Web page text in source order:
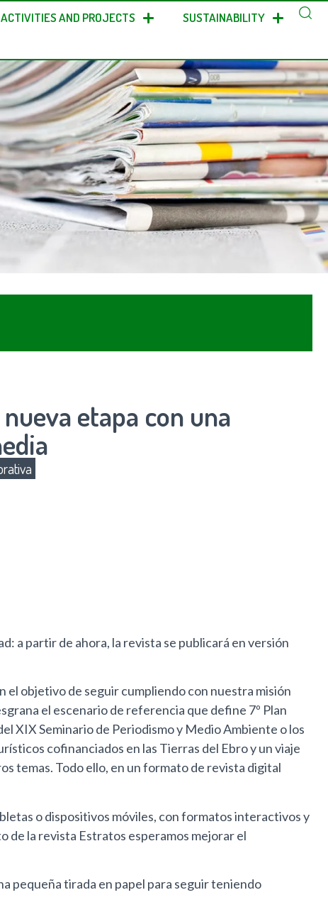
ACTIVITIES AND PROJECTS SUSTAINABILITY
etapa con una
a partir de ahora, la revista se publicará en versión
el objetivo de seguir cumpliendo con nuestra misión
el escenario de referencia que define 7º Plan
XIX Seminario de Periodismo y Medio Ambiente o los
cofinanciados en las Tierras del Ebro y un viaje
temas. Todo ello, en un formato de revista digital
o dispositivos móviles, con formatos interactivos y
de la revista Estratos esperamos mejorar el
pequeña tirada en papel para seguir teniendo